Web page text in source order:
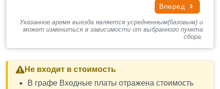
Вперед
Указанное время выезда является усредненным(базовым) и
может измениться в зависимости от выбранного пункта
сбора.
Не входит в стоимость
В графе Входные платы отражена стоимость